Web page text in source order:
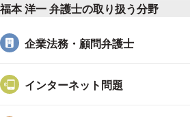
福本 洋一 弁護士の取り扱う分野
企業法務・顧問弁護士
インターネット問題